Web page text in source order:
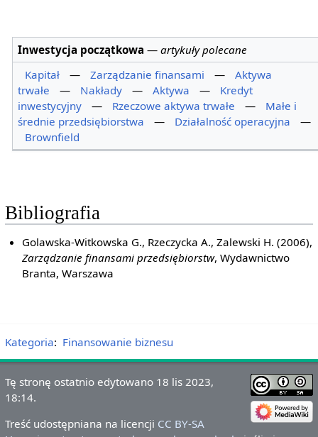
Inwestycja początkowa —artykuły polecane
Kapitał
— Zarządzanie finansami —
Aktywa
trwałe
— Nakłady — Aktywa —
Kredyt
inwestycyjny
— Rzeczowe aktywa trwałe —
Małe i
średnie przedsiębiorstwa
— Działalność operacyjna
—
Brownfield
Bibliografia
Golawska-Witkowska G., Rzeczycka A., Zalewski H. (2006),
Zarządzanie finansami przedsiębiorstw, Wydawnictwo
Branta, Warszawa
Kategoria: Finansowanie biznesu
Tę stronę ostatnio edytowano 18 lis 2023,
18:14.
Treść udostępniana na licencji CC BY-SA